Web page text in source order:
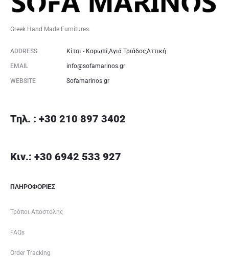
Greek Hand Made Furnitures.
ADDRESS Κίτσι - Κορωπί,Αγιά Τριάδος,Αττική
EMAIL info@sofamarinos.gr
WEBSITE Sofamarinos.gr
Τηλ. : +30 210 897 3402
Κιν.: +30 6942 533 927
ΠΛΗΡΟΦΟΡΙΕΣ
Τρόποι Αποστολής
FAQs
Order Tracking